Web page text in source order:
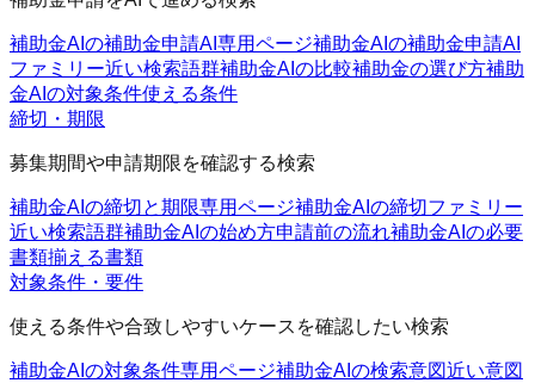
補助金AIの補助金申請AI 専用ページ補助金AIの補助金申請AI
ファミリー近い検索語群補助金AIの比較補助金の選び方補助
金AIの対象条件使える条件
締切・期限
募集期間や申請期限を確認する検索
補助金AIの締切と期限専用ページ補助金AIの締切ファミリー
近い検索語群補助金AIの始め方申請前の流れ補助金AIの必要
書類揃える書類
対象条件・要件
使える条件や合致しやすいケースを確認したい検索
補助金AIの対象条件専用ページ補助金AIの検索意図近い意図